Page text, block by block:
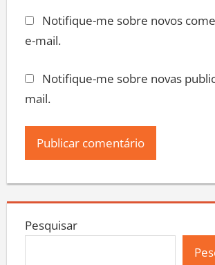
Notifique-me sobre novos
e-mail.
Notifique-me sobre novas
mail.
Pesquisar